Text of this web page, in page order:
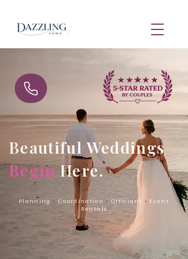
Beautiful Weddings
BeginHere.
Planning • Coordination • Officiant • Event
Rentals